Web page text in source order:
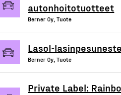
autonhoitotuotteet
Berner Oy, Tuote
Lasol-
Berner Oy, Tuote
Private Label: